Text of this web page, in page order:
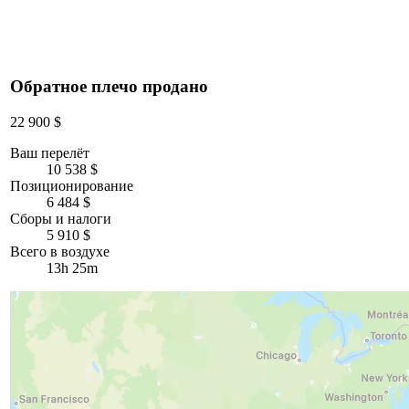
Обратное плечо продано
22 900 $
Ваш перелёт
10 538 $
Позиционирование
6 484 $
Сборы и налоги
5 910 $
Всего в воздухе
13h 25m